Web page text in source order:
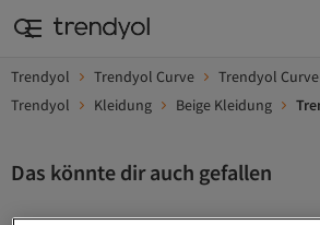
Trendyol Trendyol Curve Trendyol
Trendyol
Kleidung Beige Kleidung
Das könnte dir auch gefallen